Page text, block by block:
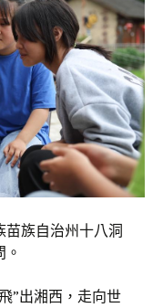
苗族自治州十八洞
”出湘西，走向世